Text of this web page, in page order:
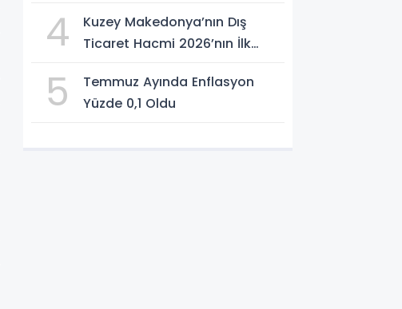
4
Kuzey Makedonya’nın Dış
Ticaret Hacmi 2026’nın İlk
5
Temmuz Ayında Enflasyon
Yüzde 0,1 Oldu